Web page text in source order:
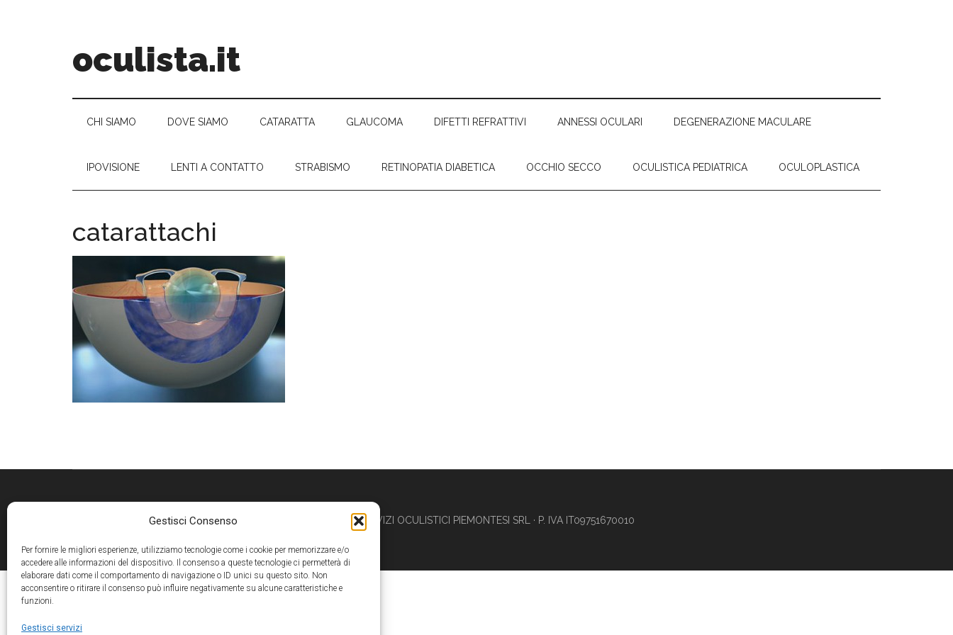
Gestisci Consenso
Per fornire le migliori esperienze, utilizziamo tecnologie come i cookie per memorizzare e/o
accedere alle informazioni del dispositivo. Il consenso a queste tecnologie ci permetterà di
elaborare dati come il comportamento di navigazione o ID unici su questo sito. Non
acconsentire o ritirare il consenso può influire negativamente su alcune caratteristiche e
funzioni.
Gestisci servizi
oculista.it
CHI SIAMO DOVE SIAMO CATARATTA GLAUCOMA DIFETTI REFRATTIVI ANNESSI OCULARI DEGENERAZIONE MACULARE
IPOVISIONE LENTI A CONTATTO STRABISMO RETINOPATIA DIABETICA OCCHIO SECCO OCULISTICA PEDIATRICA OCULOPLASTICA
catarattachi
© 2026 SERVIZI OCULISTICI PIEMONTESI SRL · P. IVA IT09751670010